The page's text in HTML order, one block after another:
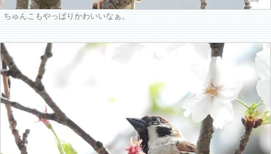
ちゅんこもやっぱりかわいいなぁ。